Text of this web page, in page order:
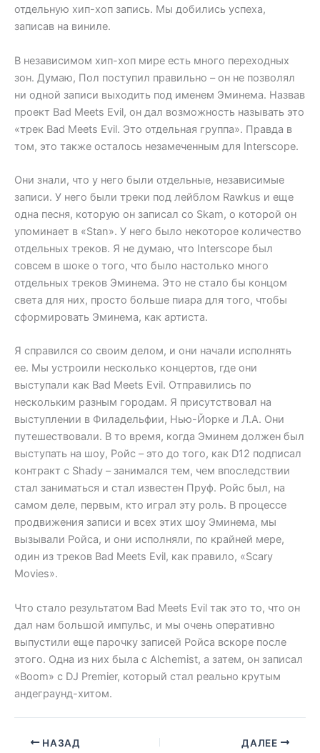
отдельную хип-хоп запись. Мы добились успеха,
записав на виниле.
В независимом хип-хоп мире есть много переходных
зон. Думаю, Пол поступил правильно – он не позволял
ни одной записи выходить под именем Эминема. Назвав
проект Bad Meets Evil, он дал возможность называть это
«трек Bad Meets Evil. Это отдельная группа». Правда в
том, это также осталось незамеченным для Interscope.
Они знали, что у него были отдельные, независимые
записи. У него были треки под лейблом Rawkus и еще
одна песня, которую он записал со Skam, о которой он
упоминает в «Stan». У него было некоторое количество
отдельных треков. Я не думаю, что Interscope был
совсем в шоке о того, что было настолько много
отдельных треков Эминема. Это не стало бы концом
света для них, просто больше пиара для того, чтобы
сформировать Эминема, как артиста.
Я справился со своим делом, и они начали исполнять
ее. Мы устроили несколько концертов, где они
выступали как Bad Meets Evil. Отправились по
нескольким разным городам. Я присутствовал на
выступлении в Филадельфии, Нью-Йорке и Л.А. Они
путешествовали. В то время, когда Эминем должен был
выступать на шоу, Ройс – это до того, как D12 подписал
контракт с Shady – занимался тем, чем впоследствии
стал заниматься и стал известен Пруф. Ройс был, на
самом деле, первым, кто играл эту роль. В процессе
продвижения записи и всех этих шоу Эминема, мы
вызывали Ройса, и они исполняли, по крайней мере,
один из треков Bad Meets Evil, как правило, «Scary
Movies».
Что стало результатом Bad Meets Evil так это то, что он
дал нам большой импульс, и мы очень оперативно
выпустили еще парочку записей Ройса вскоре после
этого. Одна из них была с Alchemist, а затем, он записал
«Boom» с DJ Premier, который стал реально крутым
андеграунд-хитом.
НАЗАД ДАЛЕЕ